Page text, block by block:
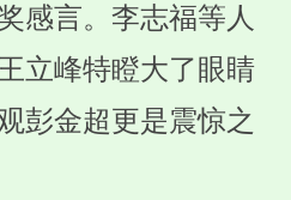
感言。李志福等人
立峰特瞪大了眼睛
彭金超更是震惊之